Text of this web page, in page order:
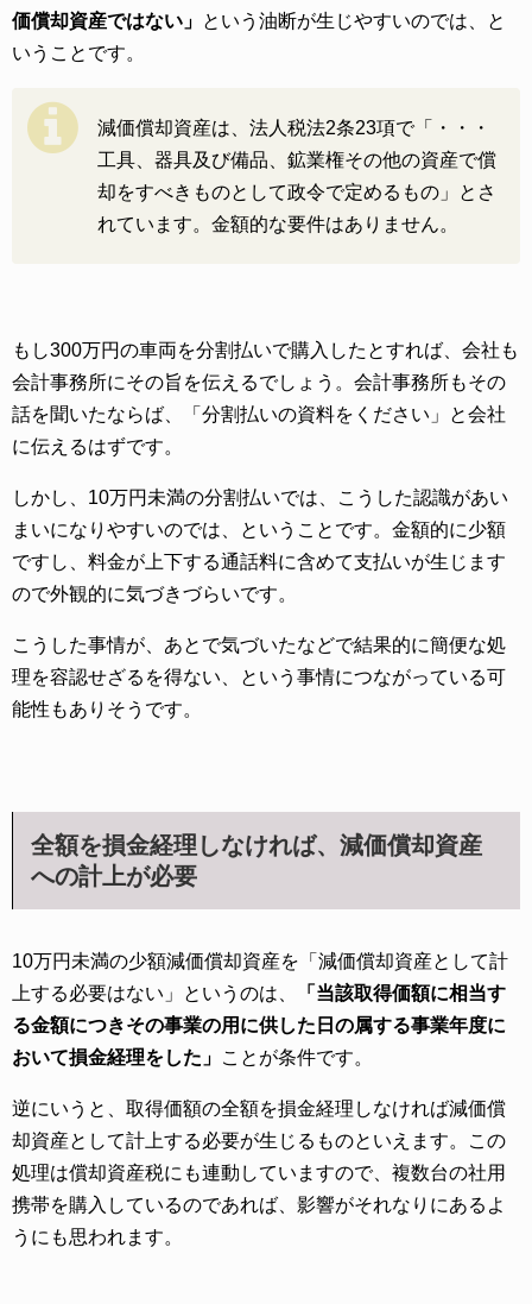
価償却資産ではない」 という油断が生じやすいのでは、と
いうことです。
減価償却資産は、法人税法2条23項で「・・・
工具、器具及び備品、鉱業権その他の資産で償
却をすべきものとして政令で定めるもの」とさ
れています。金額的な要件はありません。
もし300万円の車両を分割払いで購入したとすれば、会社も
会計事務所にその旨を伝えるでしょう。会計事務所もその
話を聞いたならば、「分割払いの資料をください」と会社
に伝えるはずです。
しかし、10万円未満の分割払いでは、こうした認識があい
まいになりやすいのでは、ということです。金額的に少額
ですし、料金が上下する通話料に含めて支払いが生じます
ので外観的に気づきづらいです。
こうした事情が、あとで気づいたなどで結果的に簡便な処
理を容認せざるを得ない、という事情につながっている可
能性もありそうです。
全額を損金経理しなければ、減価償却資産
への計上が必要
10万円未満の少額減価償却資産を「減価償却資産として計
上する必要はない」というのは、
「当該取得価額に相当す
る金額につきその事業の用に供した日の属する事業年度に
おいて損金経理をした」 ことが条件です。
逆にいうと、取得価額の全額を損金経理しなければ減価償
却資産として計上する必要が生じるものといえます。この
処理は償却資産税にも連動していますので、複数台の社用
携帯を購入しているのであれば、影響がそれなりにあるよ
うにも思われます。